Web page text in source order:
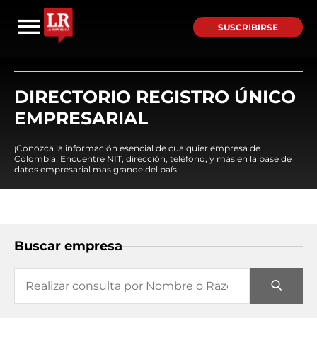
SUSCRIBIRSE
DIRECTORIO REGISTRO ÚNICO
EMPRESARIAL
¡Conozca la información esencial de cualquier empresa de
Colombia! Encuentre NIT, dirección, teléfono, y mas en la base de
datos empresarial mas grande del país.
Buscar empresa